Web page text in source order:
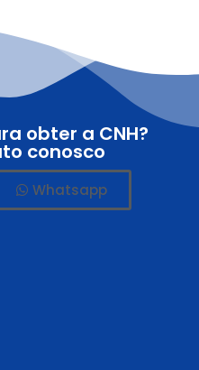
obter a CNH?
conosco
Whatsapp